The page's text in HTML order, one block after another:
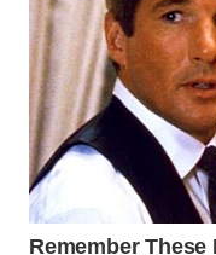
WN
TAPANULI
TENGAH
WN DELI
SERDANG
WN